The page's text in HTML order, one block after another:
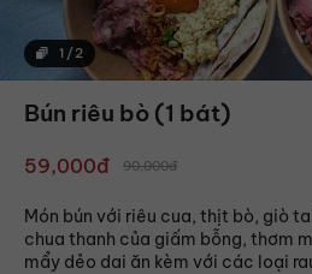
1 / 2
Bún riêu bò (1 bát)
59,000đ 90,000đ
Món bún với riêu cua, thịt bò, giò
chua thanh của giấm bỗng, thơm
mẩy dẻo dai ăn kèm với các loại